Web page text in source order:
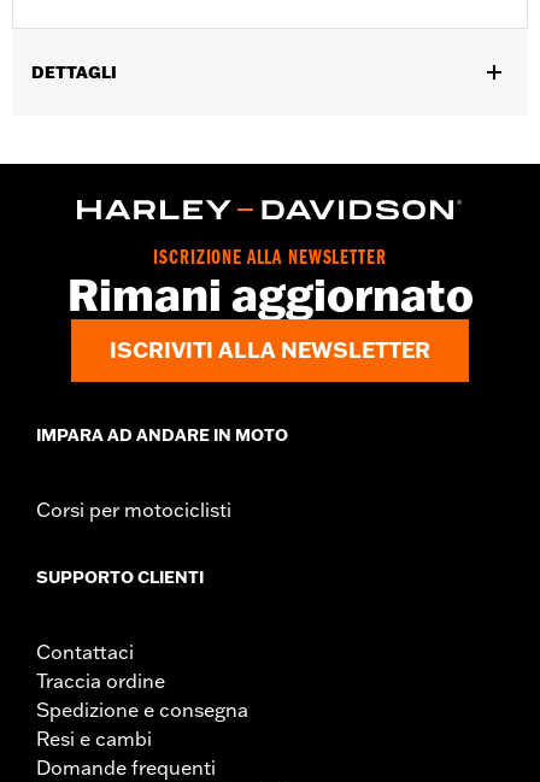
DETTAGLI
Istruzioni di installazione
UDM diametro materiale:
Pollici
Venduti singolarmente:Coppia
Contenuto della confezione:Manopola destra e sinistra
GARANZIA:1 year limited warranty – Go towww.h-
ISCRIZIONE ALLA NEWSLETTER
Rimani aggiornato
ISCRIVITI ALLA NEWSLETTER
IMPARA AD ANDARE IN MOTO
Corsi per motociclisti
SUPPORTO CLIENTI
Contattaci
Traccia ordine
Spedizione e consegna
Resi e cambi
Domande frequenti